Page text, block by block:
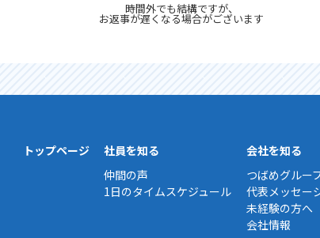
時間外でも結構ですが、
お返事が遅くなる場合がございます
トップページ
社員を知る
仲間の声
1日のタイムスケジュール
会社を知る
つばめグルー
代表メッセー
未経験の方へ
会社情報